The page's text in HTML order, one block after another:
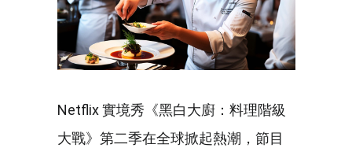
Netflix 實境秀《黑白大廚：料理階級
大戰》第二季在全球掀起熱潮，節目